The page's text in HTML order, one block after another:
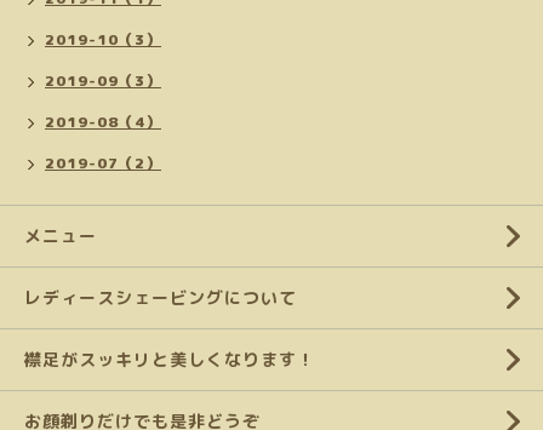
2019-10（3）
2019-09（3）
2019-08（4）
2019-07（2）
メニュー
レディースシェービングについて
襟足がスッキリと美しくなります！
お顔剃りだけでも是非どうぞ